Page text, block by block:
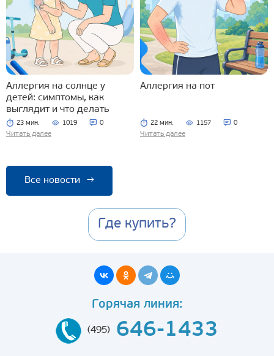
Аллергия на солнце у
детей: симптомы, как
выглядит и что делать
23 мин. 1019 0
Читать далее
Аллергия на пот
22 мин. 1157 0
Читать далее
Все новости →
Где купить?
Горячая линия:
(495) 646-1433